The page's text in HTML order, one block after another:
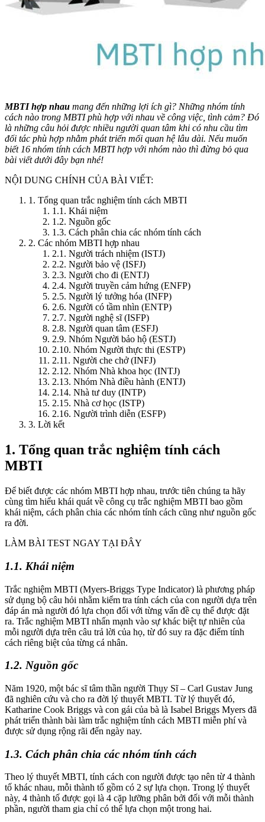
MBTI hợp nhau mang đến những lợi ích gì? Những nhóm tính
cách nào trong MBTI phù hợp với nhau về công việc, tình cảm? Đó
là những câu hỏi được nhiều người quan tâm khi có nhu cầu tìm
đối tác phù hợp nhằm phát triển mối quan hệ lâu dài. Nếu muốn
biết 16 nhóm tính cách MBTI hợp với nhóm nào thì đừng bỏ qua
bài viết dưới đây bạn nhé!
NỘI DUNG CHÍNH CỦA BÀI VIẾT:
1. Tổng quan trắc nghiệm tính cách MBTI
1.1. Khái niệm
1.2. Nguồn gốc
1.3. Cách phân chia các nhóm tính cách
2. Các nhóm MBTI hợp nhau
2.1. Người trách nhiệm (ISTJ)
2.2. Người bảo vệ (ISFJ)
2.3. Người cho đi (ENTJ)
2.4. Người truyền cảm hứng (ENFP)
2.5. Người lý tưởng hóa (INFP)
2.6. Người có tầm nhìn (ENTP)
2.7. Người nghệ sĩ (ISFP)
2.8. Người quan tâm (ESFJ)
2.9. Nhóm Người bảo hộ (ESTJ)
2.10. Nhóm Người thực thi (ESTP)
2.11. Người che chở (INFJ)
2.12. Nhóm Nhà khoa học (INTJ)
2.13. Nhóm Nhà điều hành (ENTJ)
2.14. Nhà tư duy (INTP)
2.15. Nhà cơ học (ISTP)
2.16. Người trình diễn (ESFP)
3. Lời kết
1. Tổng quan trắc nghiệm tính cách
MBTI
Để biết được các nhóm MBTI hợp nhau, trước tiên chúng ta hãy
cùng tìm hiểu khái quát về công cụ trắc nghiệm MBTI bao gồm
khái niệm, cách phân chia các nhóm tính cách cũng như nguồn gốc
ra đời.
LÀM BÀI TEST NGAY TẠI ĐÂY
1.1. Khái niệm
Trắc nghiệm MBTI (Myers-Briggs Type Indicator) là phương pháp
sử dụng bộ câu hỏi nhằm kiểm tra tính cách của con người dựa trên
đáp án mà người đó lựa chọn đối với từng vấn đề cụ thể được đặt
ra. Trắc nghiệm MBTI nhấn mạnh vào sự khác biệt tự nhiên của
mỗi người dựa trên câu trả lời của họ, từ đó suy ra đặc điểm tính
cách riêng biệt của từng cá nhân.
1.2. Nguồn gốc
Năm 1920, một bác sĩ tâm thần người Thụy Sĩ – Carl Gustav Jung
đã nghiên cứu và cho ra đời lý thuyết MBTI. Từ lý thuyết đó,
Katharine Cook Briggs và con gái của bà là Isabel Briggs Myers đã
phát triển thành bài làm trắc nghiệm tính cách MBTI miễn phí và
được sử dụng rộng rãi đến ngày nay.
1.3. Cách phân chia các nhóm tính cách
Theo lý thuyết MBTI, tính cách con người được tạo nên từ 4 thành
tố khác nhau, mỗi thành tố gồm có 2 sự lựa chọn. Trong lý thuyết
này, 4 thành tố được gọi là 4 cặp lưỡng phân bởi đối với mỗi thành
phần, người tham gia chỉ có thể lựa chọn một trong hai.